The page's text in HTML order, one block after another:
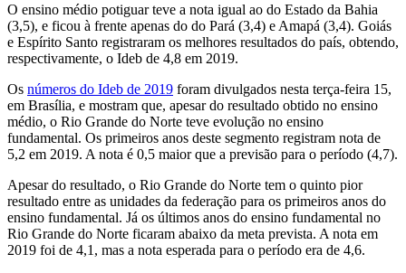
O ensino médio potiguar teve a nota igual ao do Estado da Bahia
(3,5), e ficou à frente apenas do do Pará (3,4) e Amapá (3,4). Goiás
e Espírito Santo registraram os melhores resultados do país, obtendo,
respectivamente, o Ideb de 4,8 em 2019.
Os números do Ideb de 2019 foram divulgados nesta terça-feira 15,
em Brasília, e mostram que, apesar do resultado obtido no ensino
médio, o Rio Grande do Norte teve evolução no ensino
fundamental. Os primeiros anos deste segmento registram nota de
5,2 em 2019. A nota é 0,5 maior que a previsão para o período (4,7).
Apesar do resultado, o Rio Grande do Norte tem o quinto pior
resultado entre as unidades da federação para os primeiros anos do
ensino fundamental. Já os últimos anos do ensino fundamental no
Rio Grande do Norte ficaram abaixo da meta prevista. A nota em
2019 foi de 4,1, mas a nota esperada para o período era de 4,6.